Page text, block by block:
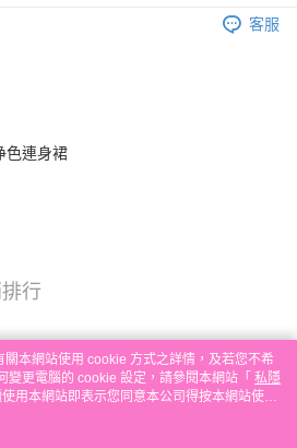
**我們不會處理沒有提供存款單據的訂
或以上免運費
或以上免運費
運費表
客服
色連身裙
行
本網站使用 cookie 方式之詳情，及若您不希
變更電腦的 cookie 設定，請參閱本網站「 私隱
用本網站即表示您同意本公司得按本網站使用